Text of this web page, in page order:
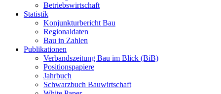
Betriebswirtschaft
Statistik
Konjunkturbericht Bau
Regionaldaten
Bau in Zahlen
Publikationen
Verbandszeitung Bau im Blick (BiB)
Positionspapiere
Jahrbuch
Schwarzbuch Bauwirtschaft